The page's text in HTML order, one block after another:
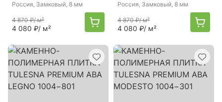
Россия, Замковый, 8 мм
4 870 ₽/ м²
4 080 ₽/ м²
Россия, Замковый, 8 мм
4 870 ₽/ м²
4 080 ₽/ м²